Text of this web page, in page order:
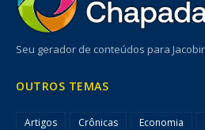
Seu gerador de conteúdos para
OUTROS TEMAS
Artigos Crônicas Economia